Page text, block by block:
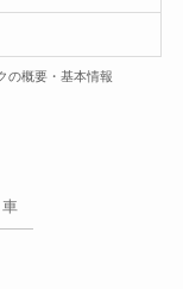
トにしてきま
インプラント
歯で骨が減っ
の概要・基本情報
車